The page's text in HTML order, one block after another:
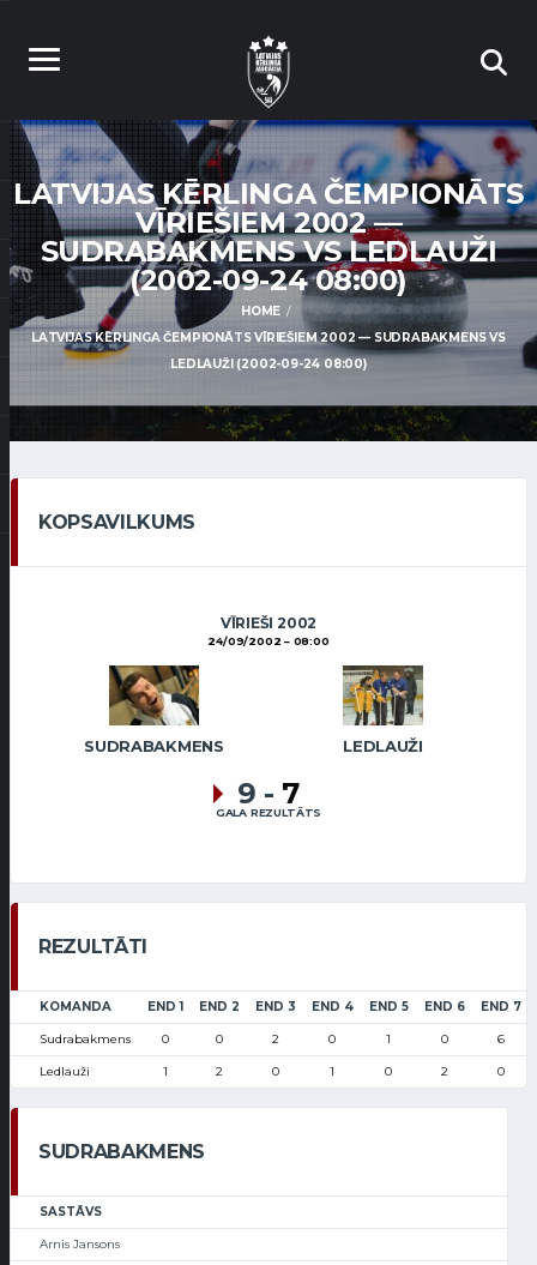
LATVIJAS KĒRLINGA ČEMPIONĀTS
VĪRIEŠIEM 2002 —
SUDRABAKMENS VS LEDLAUŽI
(2002-09-24 08:00)
HOME
LATVIJAS KĒRLINGA ČEMPIONĀTS VĪRIEŠIEM 2002 — SUDRABAKMENS VS
LEDLAUŽI (2002-09-24 08:00)
KOPSAVILKUMS
VĪRIEŠI 2002
24/09/2002 08:00
SUDRABAKMENS LEDLAUŽI
9 - 7
GALA REZULTĀTS
REZULTĀTI
KOMANDA END 1 END 2 END 3 END 4 END 5 END 6 END 7
Sudrabakmens 0 0 2 0 1 0 6
Ledlauži 1 2 0 1 0 2 0
SUDRABAKMENS
SASTĀVS
Arnis Jansons